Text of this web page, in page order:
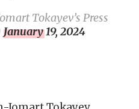
Tokayev’s Press
January 19, 2024